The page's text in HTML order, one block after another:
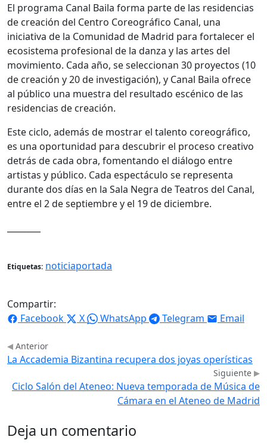
El programa Canal Baila forma parte de las residencias
de creación del Centro Coreográfico Canal, una
iniciativa de la Comunidad de Madrid para fortalecer el
ecosistema profesional de la danza y las artes del
movimiento. Cada año, se seleccionan 30 proyectos (10
de creación y 20 de investigación), y Canal Baila ofrece
al público una muestra del resultado escénico de las
residencias de creación.
Este ciclo, además de mostrar el talento coreográfico,
es una oportunidad para descubrir el proceso creativo
detrás de cada obra, fomentando el diálogo entre
artistas y público. Cada espectáculo se representa
durante dos días en la Sala Negra de Teatros del Canal,
entre el 2 de septiembre y el 19 de diciembre.
Etiquetas: noticiaportada
Compartir:
Facebook
X WhatsApp Telegram Email
Anterior
La Accademia Bizantina recupera dos joyas operísticas
Siguiente
Ciclo Salón del Ateneo: Nueva temporada de Música de
Cámara en el Ateneo de Madrid
Deja un comentario